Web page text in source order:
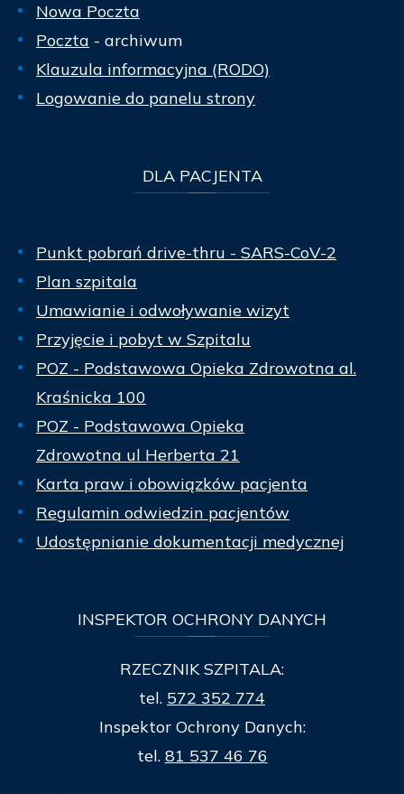
Nowa Poczta
Poczta - archiwum
Klauzula informacyjna (RODO)
Logowanie do panelu strony
DLAPACJENTA
Punkt pobrań drive-thru - SARS-CoV-2
Plan szpitala
Umawianie i odwoływanie wizyt
Przyjęcie i pobyt w Szpitalu
POZ - Podstawowa Opieka Zdrowotna al.
Kraśnicka 100
POZ - Podstawowa Opieka
Zdrowotna ul Herberta 21
Karta praw i obowiązków pacjenta
Regulamin odwiedzin pacjentów
Udostępnianie dokumentacji medycznej
INSPEKTOR OCHRONY DANYCH
RZECZNIK SZPITALA:
tel. 572 352 774
Inspektor Ochrony Danych:
tel. 81 537 46 76